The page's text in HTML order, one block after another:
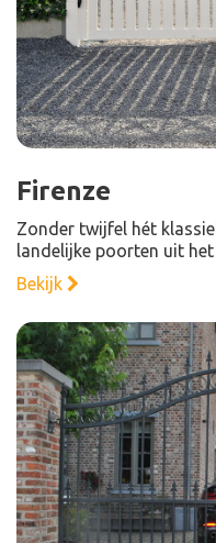
Firenze
Zonder twijfel hét
landelijke poorten uit het
Bekijk